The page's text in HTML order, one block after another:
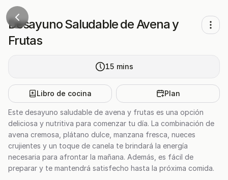
Desayuno Saludable de Avena y
Frutas
15 mins
Libro de cocina Plan
Este desayuno saludable de avena y frutas es una opción
deliciosa y nutritiva para comenzar tu día. La combinación de
avena cremosa, plátano dulce, manzana fresca, nueces
crujientes y un toque de canela te brindará la energía
necesaria para afrontar la mañana. Además, es fácil de
preparar y te mantendrá satisfecho hasta la próxima comida.